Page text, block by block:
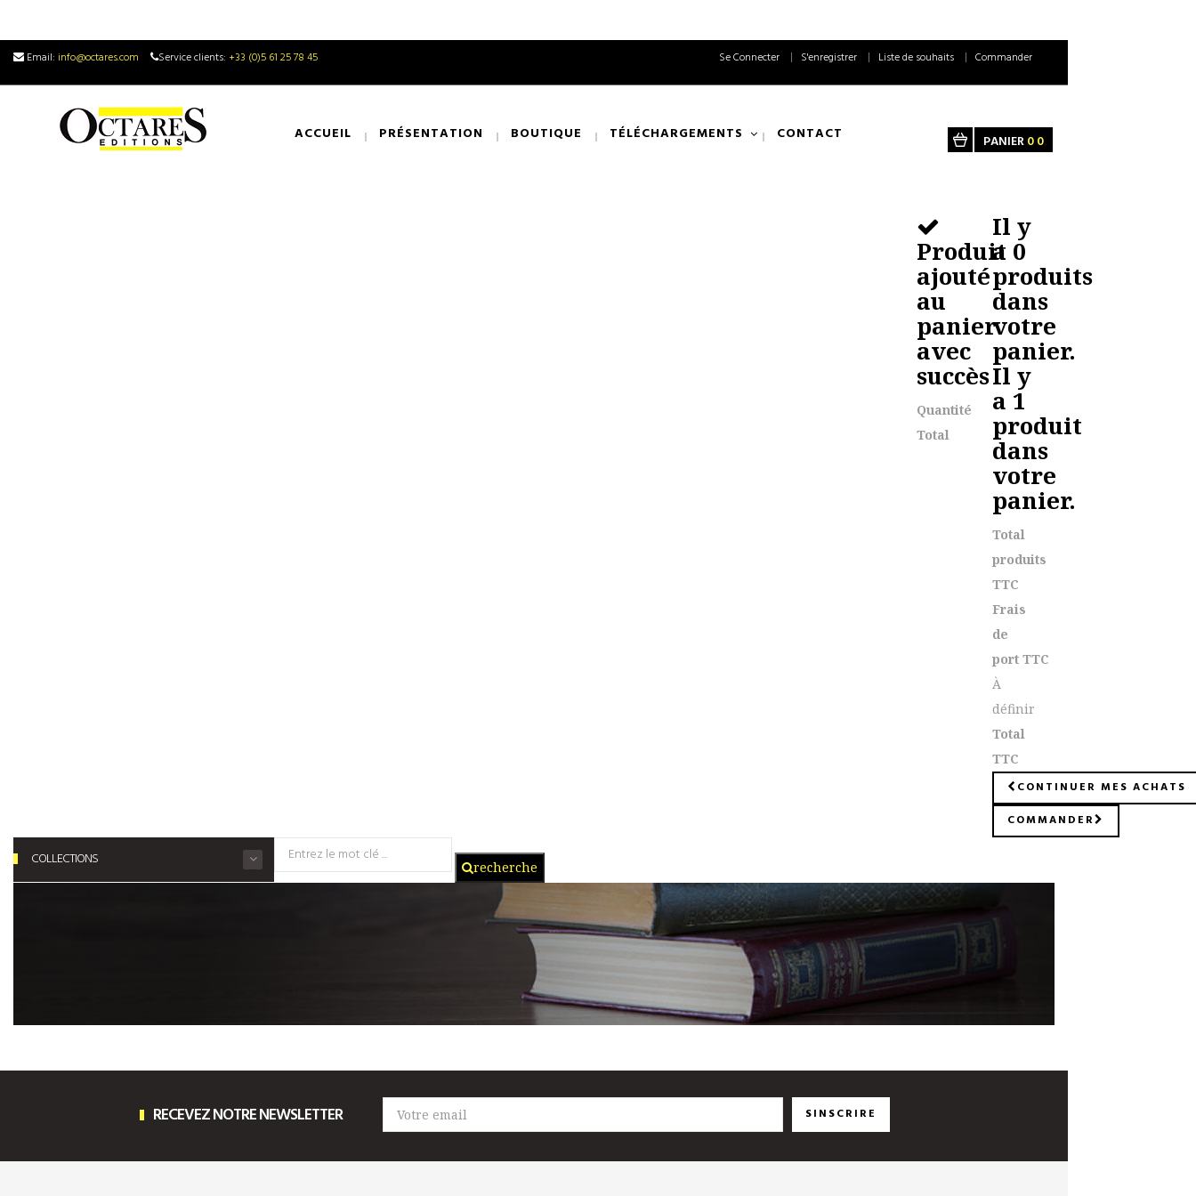
Email: info@octares.com Service clients: +33 (0)5 61 25 78 45 Se Connecter S'enregistrer Liste de souhaits Commander
ACCUEIL PRÉSENTATION BOUTIQUE TÉLÉCHARGEMENTS CONTACT PANIER00
Produit
ajouté
au
panier
avec
succès
Quantité
Total
Il y
a 0
produits
dans
votre
panier.
Il y
a 1
produit
dans
votre
panier.
Total
produits
TTC
Frais
de
port TTC
À
définir
Total
TTC
CONTINUER MES ACHATS
COMMANDER
COLLECTIONS recherche
RECEVEZ NOTRE NEWSLETTER SINSCRIRE